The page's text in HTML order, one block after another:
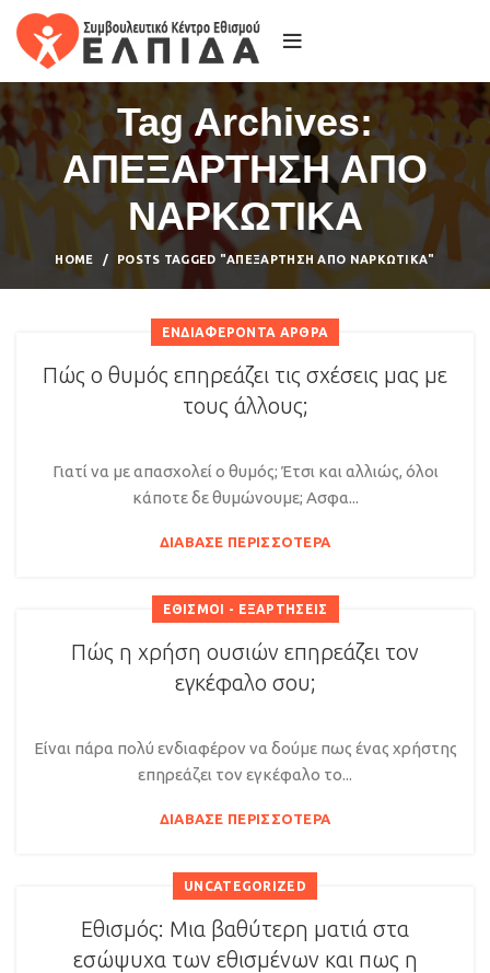
Tag Archives:
ΑΠΕΞΑΡΤΗΣΗ ΑΠΟ
ΝΑΡΚΩΤΙΚΑ
HOME POSTS TAGGED "ΑΠΕΞΑΡΤΗΣΗ ΑΠΟ ΝΑΡΚΩΤΙΚΑ"
ΕΝΔΙΑΦΈΡΟΝΤΑ ΆΡΘΡΑ
Πώς ο θυμός επηρεάζει τις σχέσεις μας με
τους άλλους;
Γιατί να με απασχολεί ο θυμός; Έτσι και αλλιώς, όλοι
κάποτε δε θυμώνουμε; Ασφα...
ΔΙΆΒΑΣΕ ΠΕΡΙΣΣΌΤΕΡΑ
ΕΘΙΣΜΟΊ - ΕΞΑΡΤΉΣΕΙΣ
Πώς η χρήση ουσιών επηρεάζει τον
εγκέφαλο σου;
Είναι πάρα πολύ ενδιαφέρον να δούμε πως ένας χρήστης
επηρεάζει τον εγκέφαλο το...
ΔΙΆΒΑΣΕ ΠΕΡΙΣΣΌΤΕΡΑ
UNCATEGORIZED
Εθισμός: Μια βαθύτερη ματιά στα
εσώψυχα των εθισμένων και πως η